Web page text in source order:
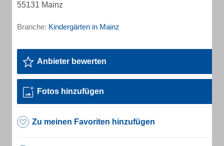
55131 Mainz
Branche: Kindergärten in Mainz
Anbieter bewerten
Fotos hinzufügen
Zu meinen Favoriten hinzufügen